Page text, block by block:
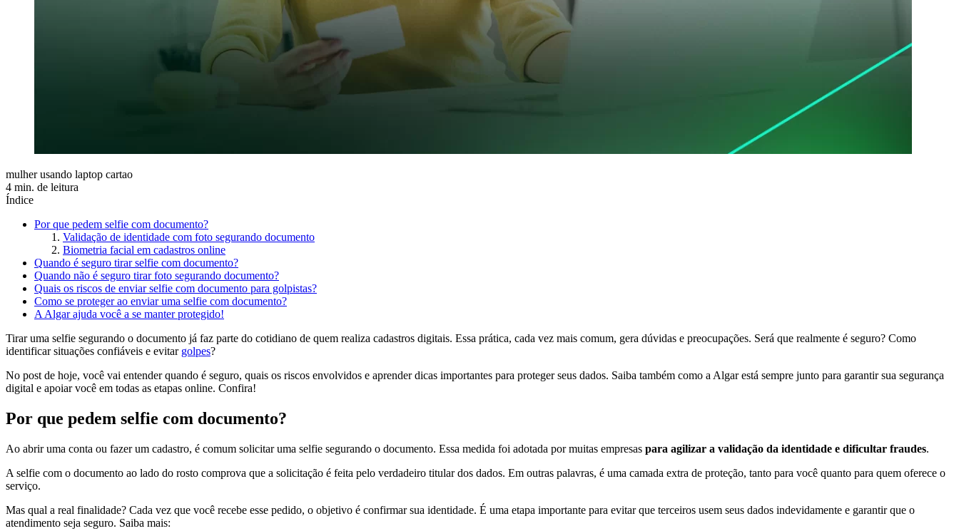
mulher usando laptop cartao
4 min. de leitura
Índice
Por que pedem selfie com documento?
Validação de identidade com foto segurando documento
Biometria facial em cadastros online
Quando é seguro tirar selfie com documento?
Quando não é seguro tirar foto segurando documento?
Quais os riscos de enviar selfie com documento para golpistas?
Como se proteger ao enviar uma selfie com documento?
A Algar ajuda você a se manter protegido!
Tirar uma selfie segurando o documento já faz parte do cotidiano de quem realiza cadastros digitais. Essa prática, cada vez mais comum, gera dúvidas e preocupações. Será que realmente é seguro? Como
identificar situações confiáveis e evitar golpes?
No post de hoje, você vai entender quando é seguro, quais os riscos envolvidos e aprender dicas importantes para proteger seus dados. Saiba também como a Algar está sempre junto para garantir sua segurança
digital e apoiar você em todas as etapas online. Confira!
Por que pedem selfie com documento?
Ao abrir uma conta ou fazer um cadastro, é comum solicitar uma selfie segurando o documento. Essa medida foi adotada por muitas empresas para agilizar a validação da identidade e dificultar fraudes.
A selfie com o documento ao lado do rosto comprova que a solicitação é feita pelo verdadeiro titular dos dados. Em outras palavras, é uma camada extra de proteção, tanto para você quanto para quem oferece o
serviço.
Mas qual a real finalidade? Cada vez que você recebe esse pedido, o objetivo é confirmar sua identidade. É uma etapa importante para evitar que terceiros usem seus dados indevidamente e garantir que o
atendimento seja seguro. Saiba mais: